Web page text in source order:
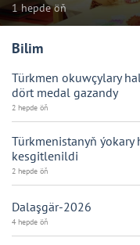
1 hepde öň
Bilim
Türkmen okuwçylary
dört medal gazandy
2 hepde öň
Türkmenistanyň
kesgitlenildi
2 hepde öň
Dalaşgär-2026
4 hepde öň